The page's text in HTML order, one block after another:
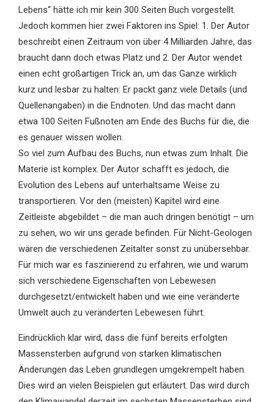
Lebens“ hätte ich mir kein 300 Seiten Buch vorgestellt.
Jedoch kommen hier zwei Faktoren ins Spiel: 1. Der Autor
beschreibt einen Zeitraum von über 4 Milliarden Jahre, das
braucht dann doch etwas Platz und 2. Der Autor wendet
einen echt großartigen Trick an, um das Ganze wirklich
kurz und lesbar zu halten: Er packt ganz viele Details (und
Quellenangaben) in die Endnoten. Und das macht dann
etwa 100 Seiten Fußnoten am Ende des Buchs für die, die
es genauer wissen wollen.
So viel zum Aufbau des Buchs, nun etwas zum Inhalt. Die
Materie ist komplex. Der Autor schafft es jedoch, die
Evolution des Lebens auf unterhaltsame Weise zu
transportieren. Vor den (meisten) Kapitel wird eine
Zeitleiste abgebildet – die man auch dringen benötigt – um
zu sehen, wo wir uns gerade befinden. Für Nicht-Geologen
wären die verschiedenen Zeitalter sonst zu unübersehbar.
Für mich war es faszinierend zu erfahren, wie und warum
sich verschiedene Eigenschaften von Lebewesen
durchgesetzt/entwickelt haben und wie eine veränderte
Umwelt auch zu veränderten Lebewesen führt.
Eindrücklich klar wird, dass die fünf bereits erfolgten
Massensterben aufgrund von starken klimatischen
Änderungen das Leben grundlegen umgekrempelt haben.
Dies wird an vielen Beispielen gut erläutert. Das wird durch